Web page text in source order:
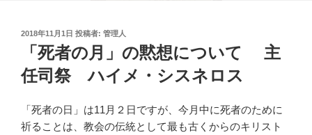
投
2018年11月1日 投稿者: 管理人
「死者の月」の黙想について 主
任司祭 ハイメ・シスネロス
「死者の日」は11月２日ですが、今月中に死者のために
祈ることは、教会の伝統として最も古くからのキリスト